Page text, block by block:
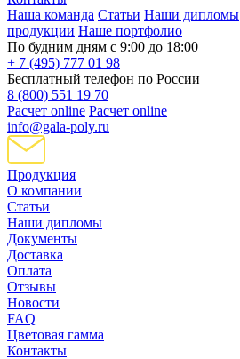
Наша команда Статьи Наши дипломы
продукции Наше портфолио
По будним дням с 9:00 до 18:00
+ 7 (495) 777 01 98
Бесплатный телефон по России
8 (800) 551 19 70
Расчет online Расчет online
info@gala-poly.ru
Продукция
О компании
Статьи
Наши дипломы
Документы
Доставка
Оплата
Отзывы
Новости
FAQ
Цветовая гамма
Контакты